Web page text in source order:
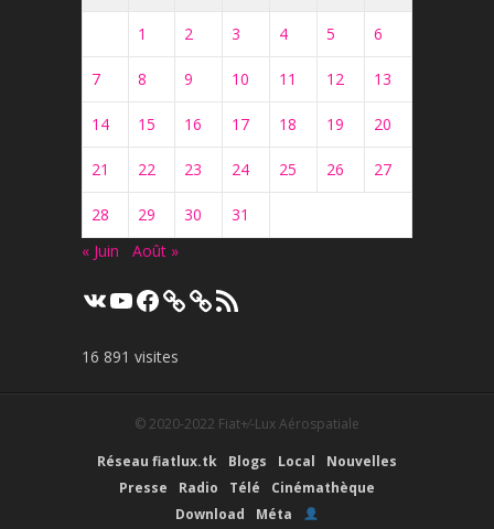
1 2 3 4 5 6
7 8 9 10 11 12 13
14 15 16 17 18 19 20
21 22 23 24 25 26 27
28 29 30
31
« Juin
Août »
VK YouTube
Facebook Flux
RSS
16 891 visites
© 2020-2022 Fiat+⁄-Lux Aérospatiale
Réseau fiatlux.tk
Blogs Local
Nouvelles
Presse
Radio Télé
Cinémathèque
Download
Méta